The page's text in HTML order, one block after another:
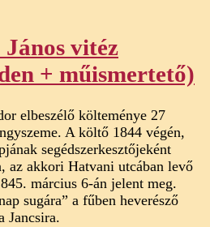
vitéz
+ műismertető)
elbeszélő költeménye 27
A költő 1844 végén,
segédszerkesztőjeként
az akkori Hatvani utcában levő
március 6-án jelent meg.
sugára” a fűben heverésző
Jancsira.